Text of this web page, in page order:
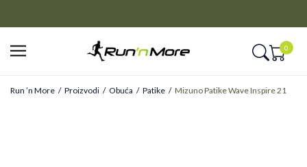
0
Run ’n More Proizvodi Obuća Patike Mizuno Patike Wave Inspire 21